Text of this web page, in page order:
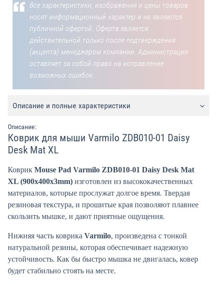
Все характеристики, изображения и цены товаров
носят информационный характер и не являются
публичной офертой. Оферта является
действительной только после подтверждения
(акцепта) менеджером компании. Администрация
оставляет за собой право на исправление
возможных ошибок.
Описание и полные характеристики
Описание:
Коврик для мыши Varmilo ZDB010-01 Daisy
Desk Mat XL
Коврик Mouse Pad Varmilo ZDB010-01 Daisy Desk Mat
XL (900x400x3mm) изготовлен из высококачественных
материалов, которые прослужат долгое время. Твердая
резиновая текстура, и прошитые края позволяют плавнее
скользить мышке, и дают приятные ощущения.
Нижняя часть коврика Varmilo, произведена с тонкой
натуральной резины, которая обеспечивает надежную
устойчивость. Как бы быстро мышка не двигалась, ковер
будет стабильно стоять на месте.